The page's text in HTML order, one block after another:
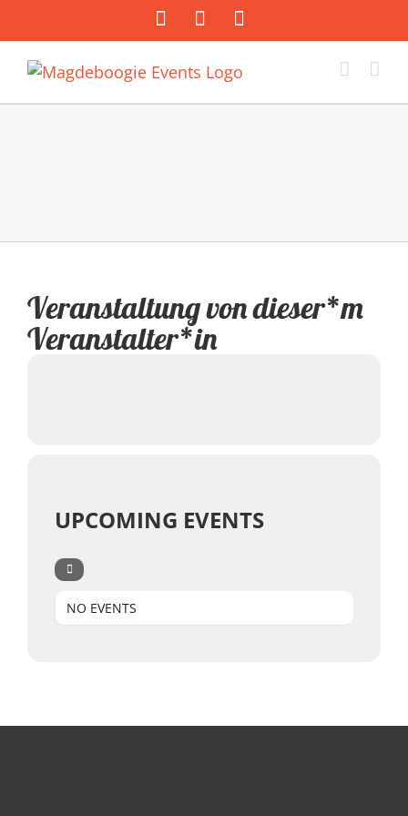
Inhalt
springen
FacebookInstagram
Mail
Veranstaltung von dieser*m
Veranstalter*in
UPCOMING EVENTS
NO EVENTS